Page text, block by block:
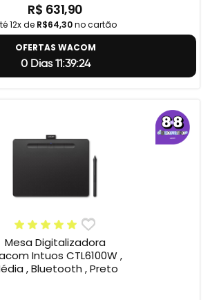
R$ 631,90
12x de R$64,30no cartão
OFERTAS WACOM
0 Dias 11:39:23
Mesa Digitalizadora
Intuos CTL6100W ,
, Bluetooth , Preto